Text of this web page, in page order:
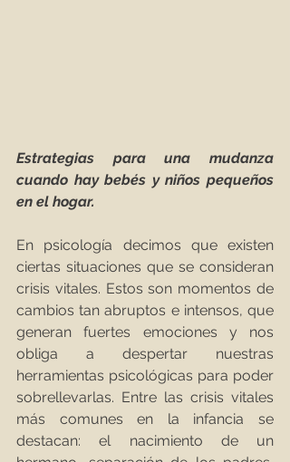
Estrategias para una mudanza
cuando hay bebés y niños pequeños
en el hogar.
En psicología decimos que existen
ciertas situaciones que se consideran
crisis vitales. Estos son momentos de
cambios tan abruptos e intensos, que
generan fuertes emociones y nos
obliga a despertar nuestras
herramientas psicológicas para poder
sobrellevarlas. Entre las crisis vitales
más comunes en la infancia se
destacan: el nacimiento de un